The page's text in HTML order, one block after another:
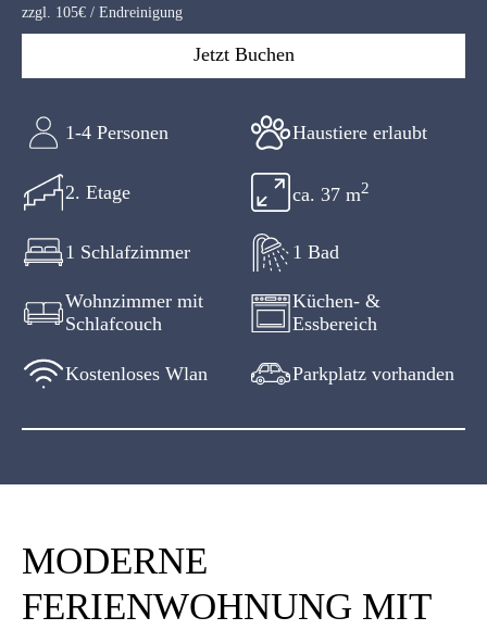
zzgl. 105€ / Endreinigung
Jetzt Buchen
1-4 Personen Haustiere erlaubt
2. Etage ca. 37 m2
1 Schlafzimmer 1 Bad
Wohnzimmer mit
Schlafcouch
Küchen- &
Essbereich
Kostenloses Wlan Parkplatz vorhanden
MODERNE
FERIENWOHNUNG MIT